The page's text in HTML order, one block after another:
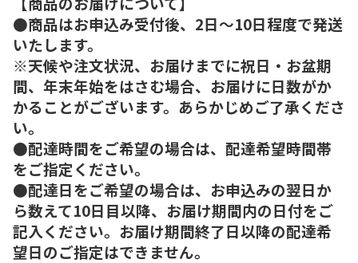
●商品はお申込み受付後、2日～10日程度で発送
いたします。
※天候や注文状況、お届けまでに祝日・お盆期
間、年末年始をはさむ場合、お届けに日数がか
かることがございます。あらかじめご了承くださ
い。
●配達時間をご希望の場合は、配達希望時間帯
をご指定ください。
●配達日をご希望の場合は、お申込みの翌日か
ら数えて10日目以降、お届け期間内の日付をご
記入ください。お届け期間終了日以降の配達希
望日のご指定はできません。